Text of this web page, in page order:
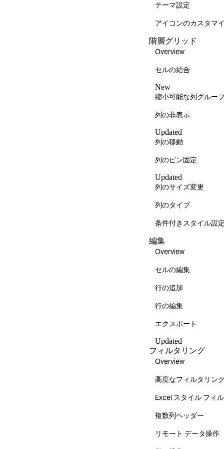
テーマ設定
アイコンのカスタマ
階層グリッド
Overview
セルの結合
New
縮小可能な列グルー
列の非表示
Updated
列の移動
列のピン固定
Updated
列のサイズ変更
列のタイプ
条件付きスタイル設定
編集
Overview
セルの編集
行の追加
行の編集
エクスポート
Updated
フィルタリング
Overview
高度なフィルタリン
Excel スタイル フィ
複数列ヘッダー
リモート データ操作